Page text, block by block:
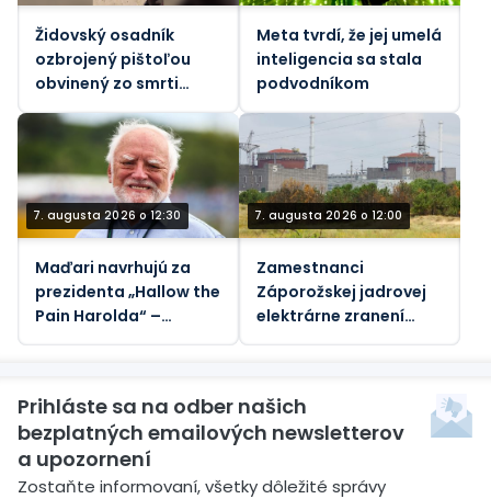
Židovský osadník
ozbrojený pištoľou
obvinený zo smrti
vodcu komunity na
Západnom brehu
Jordánu (VIDEÁ)
Meta tvrdí, že jej umelá
inteligencia sa stala
podvodníkom
7. augusta 2026 o 12:30
Maďari navrhujú za
prezidenta „Hallow the
Pain Harolda“ –
7. augusta 2026 o 12:00
Zamestnanci
Záporožskej jadrovej
elektrárne zranení
riaditeľ Rosatomu
Prihláste sa na odber našich
bezplatných emailových newsletterov
a upozornení
Zostaňte informovaní, všetky dôležité správy